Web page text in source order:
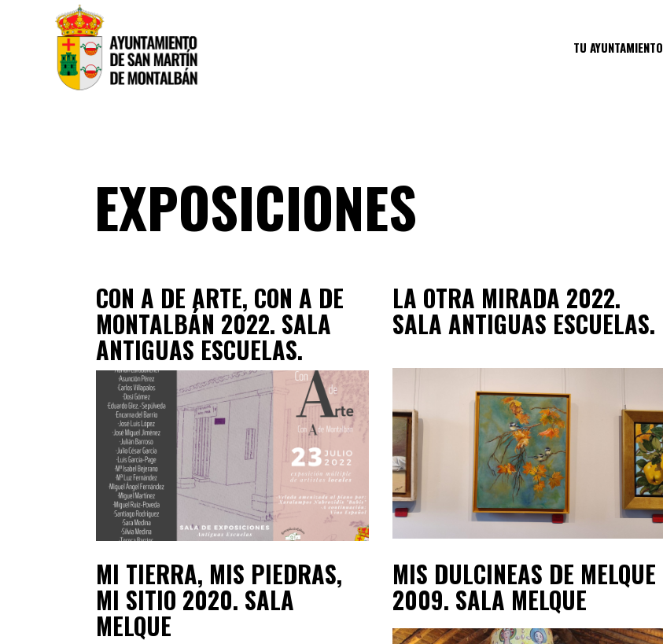
TU AYUNTAMIENTO
EXPOSICIONES
CON A DE ARTE, CON A DE
MONTALBÁN 2022. SALA
ANTIGUAS ESCUELAS.
LA OTRA MIRADA 2022.
SALA ANTIGUAS ESCUELAS.
MI TIERRA, MIS PIEDRAS,
MI SITIO 2020. SALA
MELQUE
MIS DULCINEAS DE MELQUE
2009. SALA MELQUE